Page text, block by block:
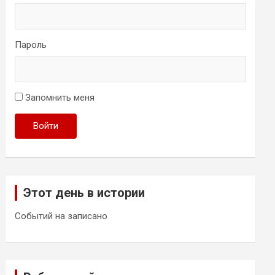
Пароль
Запомнить меня
Войти
Этот день в истории
Событий на записано